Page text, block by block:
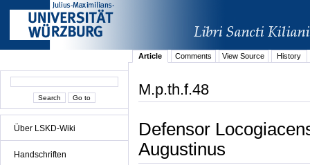
Über LSKD-Wiki
Handschriften
Article Comments View Source History
M.p.th.f.48
Defensor
Augustinus